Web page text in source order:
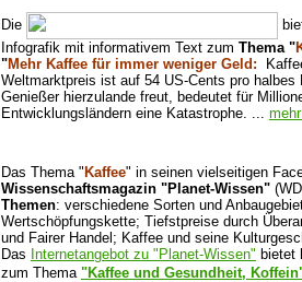
Die
Infografik mit informativem Text zum Thema "
"Mehr Kaffee für immer weniger Geld:
Weltmarktpreis ist auf 54 US-Cents pro
Genießer hierzulande freut, bedeutet für
Entwicklungsländern eine Katastrophe. ...
Das Thema " Kaffee" in seinen vielseitigen
Wissenschaftsmagazin "Planet-Wissen"
Themen: verschiedene Sorten und
Wertschöpfungskette; Tiefstpreise durch
und Fairer Handel; Kaffee und seine
Das Internetangebot zu "Planet-Wissen" bietet
zum Thema "Kaffee und Gesundheit,